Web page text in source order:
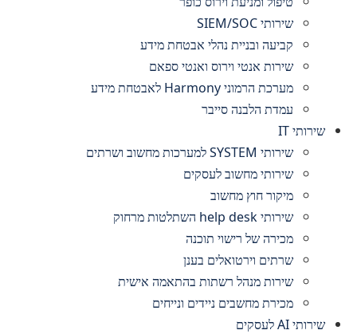
שירותי SIEM/SOC
קביעה ובניית נהלי אבטחת מידע
שירות אנטי וירוס ואנטי ספאם
מערכת הרמוני Harmony לאבטחת מידע
עמדת הלבנה סייבר
שירותי IT
שירותי SYSTEM למערכות מחשוב ושרתים
שירותי מחשוב לעסקים
מיקור חוץ מחשוב
שירותי help desk השתלטות מרחוק
מכירה של רישוי תוכנה
שרתים וירטואלים בענן
שירות מנהל רשתות בהתאמה אישית
מכירת מחשבים ניידים ונייחים
שירותי AI לעסקים